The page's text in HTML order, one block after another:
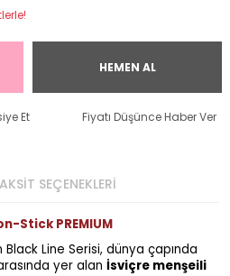
HEMEN AL
Et Fiyatı Düşünce Haber Ver
SEÇENEKLERİ
Stick PREMIUM
Line Serisi, dünya çapında
yer alan İsviçre menşeili